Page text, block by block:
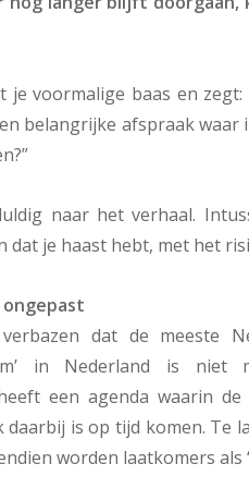
je voormalige baas en
belangrijke afspraak waar
naar het verhaal.
dat je haast hebt, met het
dat de meeste
in Nederland is
een agenda waarin
is op tijd komen. Te
worden laatkomers als